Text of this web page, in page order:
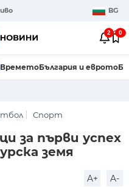
BG
2 0
ВреметоБългария и еврото
Спорт
за първи успех
земя
A+ A-